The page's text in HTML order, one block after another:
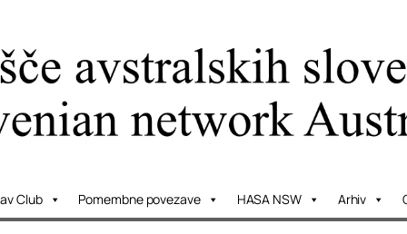
Club Pomembne povezave HASA NSW Arhiv